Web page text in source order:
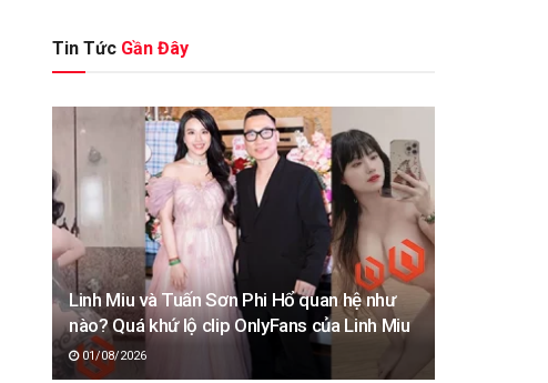
Tin Tức Gần Đây
Linh Miu và Tuấn Sơn Phi Hổ quan hệ như
nào? Quá khứ lộ clip OnlyFans của Linh Miu
01/08/2026